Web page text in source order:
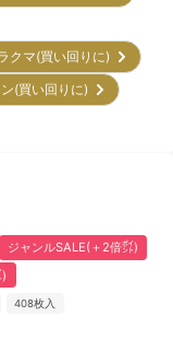
クマ(買い回りに)
ン(買い回りに)
ジャンルSALE(＋2倍㌽)
408枚入